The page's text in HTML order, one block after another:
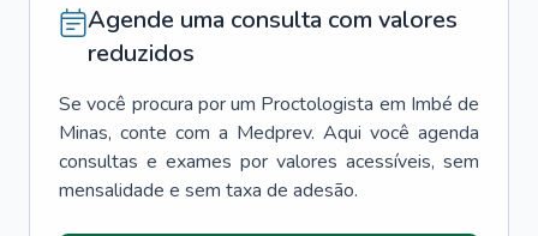
Agende uma consulta com valores
reduzidos
Se você procura por um Proctologista em Imbé de
Minas, conte com a Medprev. Aqui você agenda
consultas e exames por valores acessíveis, sem
mensalidade e sem taxa de adesão.